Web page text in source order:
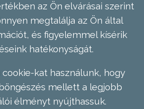
az Ön elvárásai szerint
megtalálja az Ön által
és figyelemmel kísérik
hatékonyságát.
kat használunk, hogy
mellett a legjobb
élményt nyújthassuk.